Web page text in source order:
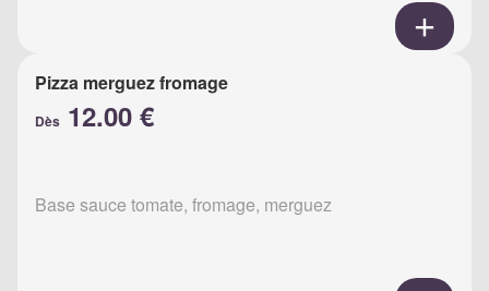
Pizza merguez fromage
Dès 12.00 €
Base sauce tomate, fromage, merguez